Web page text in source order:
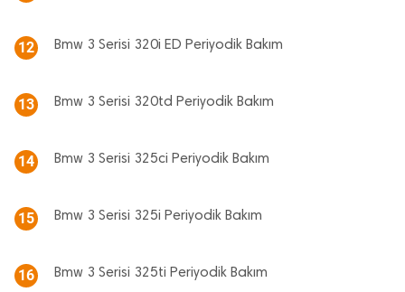
12 Bmw 3 Serisi 320i ED Periyodik Bakım
13 Bmw 3 Serisi 320td Periyodik Bakım
14 Bmw 3 Serisi 325ci Periyodik Bakım
15 Bmw 3 Serisi 325i Periyodik Bakım
16 Bmw 3 Serisi 325ti Periyodik Bakım